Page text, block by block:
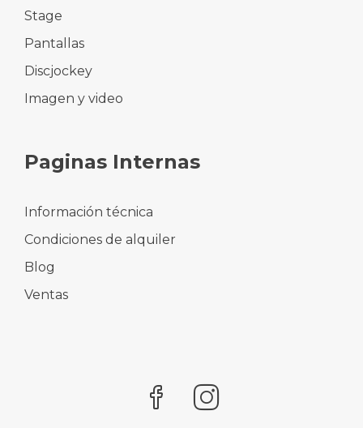
Stage
Pantallas
Discjockey
Imagen y video
Paginas Internas
Información técnica
Condiciones de alquiler
Blog
Ventas